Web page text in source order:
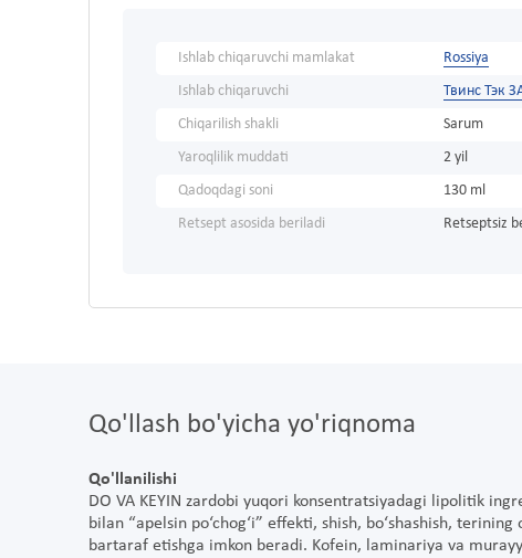
Ishlab chiqaruvchi mamlakat
Rossiya
Ishlab chiqaruvchi
Твинс Тэк
Chiqarilish shakli
Sarum
Yaroqlilik muddati
2 yil
Qadoqdagi soni
130 ml
Retsept asosida beriladi
Retseptsiz
Qo'llash bo'yicha yo'riqnoma
Qo'llanilishi
DO VA KEYIN zardobi yuqori konsentratsiyadagi lipolitik
bilan “apelsin po‘chog‘i” effekti, shish, bo‘shashish,
bartaraf etishga imkon beradi. Kofein, laminariya va